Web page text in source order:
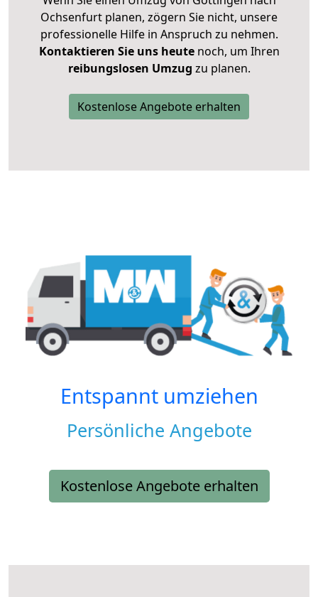
Ochsenfurt planen, zögern Sie nicht, unsere
professionelle Hilfe in Anspruch zu nehmen.
Kontaktieren Sie uns heutenoch, um Ihren
reibungslosen Umzug zu planen.
Kostenlose Angebote erhalten
Entspannt umziehen
Persönliche Angebote
Kostenlose Angebote erhalten